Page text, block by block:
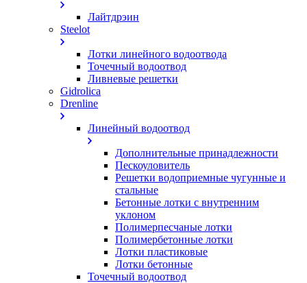
Лайтдрэин
Steelot
Лотки линейного водоотвода
Точечный водоотвод
Ливневые решетки
Gidrolica
Drenline
Линейный водоотвод
Дополнительные принадлежности
Пескоуловитель
Решетки водоприемные чугунные и
стальные
Бетонные лотки с внутренним
уклоном
Полимерпесчаные лотки
Полимербетонные лотки
Лотки пластиковые
Лотки бетонные
Точечный водоотвод